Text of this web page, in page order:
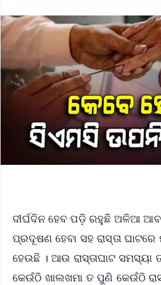
Argus Chalo
ଦୀର୍ଘଦିନ ହେବ ପଡ଼ି ରହୁଛି ଅଳିଆ
ପ୍ରଦୂଷଣ ହେବା ସହ ରାସ୍ତା ଘାଟରେ
ହେଉଛି । ଆଉ ରାସ୍ତାଘାଟ ସମସ୍ୟା
କେଉଁଠି ଖାଲଖମା ତ ପୁଣି କେଉଁଠି